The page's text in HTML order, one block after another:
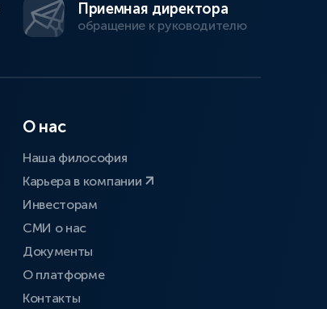
Приемная директора
обращение к руководителю
О нас
Наша философия
Карьера в компании
Инвесторам
СМИ о нас
Документы
О платформе
Контакты